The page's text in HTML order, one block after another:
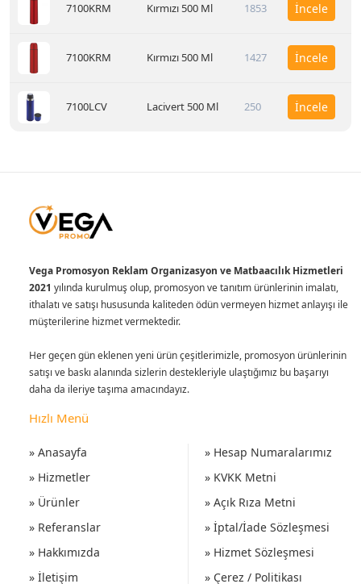
7100KRM Kırmızı 500 Ml 1853 İncele
7100KRM Kırmızı 500 Ml 1427 İncele
7100LCV Lacivert 500 Ml 250 İncele
Vega Promosyon Reklam Organizasyon ve Matbaacılık Hizmetleri
2021 yılında kurulmuş olup, promosyon ve tanıtım ürünlerinin imalatı,
ithalatı ve satışı hususunda kaliteden ödün vermeyen hizmet anlayışı ile
müşterilerine hizmet vermektedir.
Her geçen gün eklenen yeni ürün çeşitlerimizle, promosyon ürünlerinin
satışı ve baskı alanında sizlerin destekleriyle ulaştığımız bu başarıyı
daha da ileriye taşıma amacındayız.
Hızlı Menü
» Anasayfa
» Hizmetler
» Ürünler
» Referanslar
» Hakkımızda
» İletişim
» Hesap Numaralarımız
» KVKK Metni
» Açık Rıza Metni
» İptal/İade Sözleşmesi
» Hizmet Sözleşmesi
» Çerez / Politikası